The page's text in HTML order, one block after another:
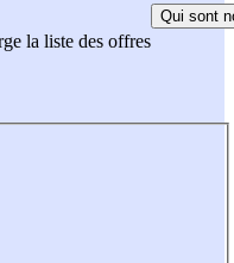
la liste des offres
Qui sont